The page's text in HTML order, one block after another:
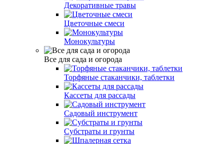
Декоративные травы
Цветочные смеси
Монокультуры
Все для сада и огорода
Торфяные стаканчики, таблетки
Кассеты для рассады
Садовый инструмент
Субстраты и грунты